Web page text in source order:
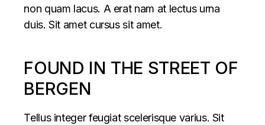
non quam lacus. A erat nam at lectus urna
duis. Sit amet cursus sit amet.
FOUND IN THE STREET OF
BERGEN
Tellus integer feugiat scelerisque varius. Sit